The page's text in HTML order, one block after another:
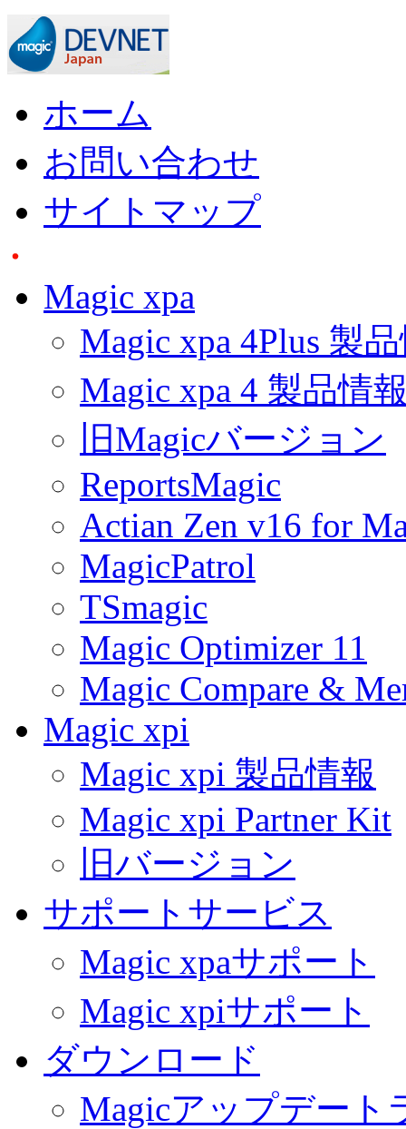
ホーム
お問い合わせ
サイトマップ
Magic xpa
Magic xpa 4Plus 製
Magic xpa 4 製品情
旧Magicバージョン
ReportsMagic
Actian Zen v16 for
MagicPatrol
TSmagic
Magic Optimizer 11
Magic Compare &
Magic xpi
Magic xpi 製品情報
Magic xpi Partner Kit
旧バージョン
サポートサービス
Magic xpaサポート
Magic xpiサポート
ダウンロード
Magicアップデート